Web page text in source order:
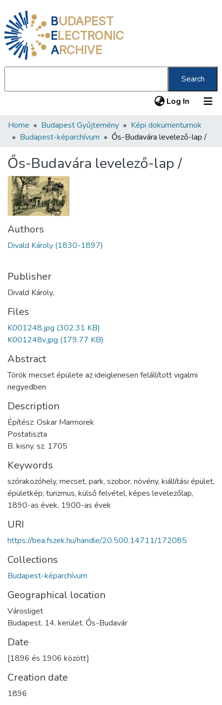
BUDAPEST
ELECTRONIC
ARCHIVE
Search
Log In (current)
Communities & Collections
Statistics
About us
Home Budapest Gyűjtemény
Képi dokumentumok
Budapest-képarchívum
Ős-Budavára levelező-lap /
Ős-Budavára levelező-lap /
Authors
Divald Károly (1830-1897)
Publisher
Divald Károly,
Files
K001248.jpg (302.31 KB)
K001248v.jpg (179.77 KB)
Abstract
Török mecset épülete az ideiglenesen felállított vigalmi
negyedben
Description
Építész: Oskar Marmorek
Postatiszta
B. kisny. sz. 1705
Keywords
szórakozóhely, mecset, park, szobor, növény, kiállítási épület,
épületkép, turizmus, külső felvétel, képes levelezőlap,
1890-as évek, 1900-as évek
URI
https://bea.fszek.hu/handle/20.500.14711/172085
Collections
Budapest-képarchívum
Geographical location
Városliget
Budapest. 14. kerület. Ős-Budavár
Date
[1896 és 1906 között]
Creation date
1896